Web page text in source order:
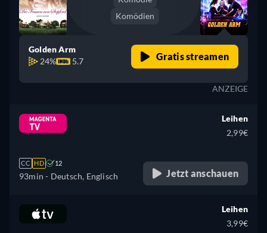
Komödien
Golden Arm
24%
5.7 Gratis streamen
ANZEIGE
CC HD 12
93min - Deutsch, Englisch
Leihen
2,99€
Jetzt anschauen
Leihen
3,99€